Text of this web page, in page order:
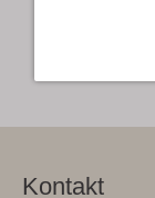
Kontakt